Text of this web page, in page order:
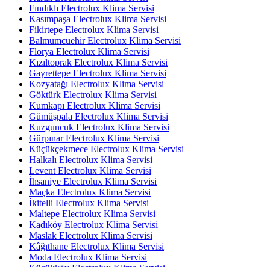
Fındıklı Electrolux Klima Servisi
Kasımpaşa Electrolux Klima Servisi
Fikirtepe Electrolux Klima Servisi
Balmumcuehir Electrolux Klima Servisi
Florya Electrolux Klima Servisi
Kızıltoprak Electrolux Klima Servisi
Gayrettepe Electrolux Klima Servisi
Kozyatağı Electrolux Klima Servisi
Göktürk Electrolux Klima Servisi
Kumkapı Electrolux Klima Servisi
Gümüşpala Electrolux Klima Servisi
Kuzguncuk Electrolux Klima Servisi
Gürpınar Electrolux Klima Servisi
Küçükçekmece Electrolux Klima Servisi
Halkalı Electrolux Klima Servisi
Levent Electrolux Klima Servisi
İhsaniye Electrolux Klima Servisi
Maçka Electrolux Klima Servisi
İkitelli Electrolux Klima Servisi
Maltepe Electrolux Klima Servisi
Kadıköy Electrolux Klima Servisi
Maslak Electrolux Klima Servisi
Kâğıthane Electrolux Klima Servisi
Moda Electrolux Klima Servisi